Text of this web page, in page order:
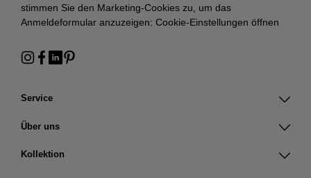
Service
Über uns
Kollektion
stimmen Sie den Marketing-Cookies zu, um das
Anmeldeformular anzuzeigen: Cookie-Einstellungen öffnen